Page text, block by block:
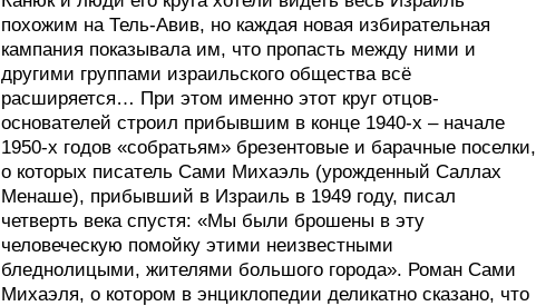
похожим на Тель-Авив, но каждая новая избирательная
кампания показывала им, что пропасть между ними и
другими группами израильского общества всё
расширяется… При этом именно этот круг отцов-
основателей строил прибывшим в конце 1940-х – начале
1950-х годов «собратьям» брезентовые и барачные поселки,
о которых писатель Сами Михаэль (урожденный Саллах
Менаше), прибывший в Израиль в 1949 году, писал
четверть века спустя: «Мы были брошены в эту
человеческую помойку этими неизвестными
бледнолицыми, жителями большого города». Роман Сами
Михаэля, о котором в энциклопедии деликатно сказано, что